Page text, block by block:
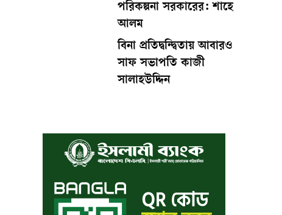
পরিকল্পনা সরকারের: শাহে
আলম
বিনা প্রতিদ্বন্দ্বিতায় আবারও
সাফ সভাপতি কাজী
সালাহউদ্দিন